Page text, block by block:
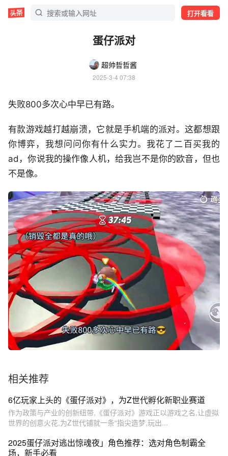
打开看看
蛋仔派对
超帅哲哲酱
2025-3-4 07:38
失败800多次心中早已有路。
有款游戏越打越崩溃，它就是手机端的派对。这都想跟
你博弈，我想问问你有什么实力。我花了二百买我的
ad，你说我的操作像人机，给我岂不是你的欧音，但也
不是像。
相关推荐
6亿玩家上头的《蛋仔派对》，为Z世代孵化新职业赛道
作为政策与产业的创新纽带,《蛋仔派对》游戏正以游戏之名,让虚拟
世界的创意火花,为Z世代铺就一条“指尖造梦,玩出...
2025蛋仔派对逃出惊魂夜」角色推荐：选对角色制霸全
场，新手必看